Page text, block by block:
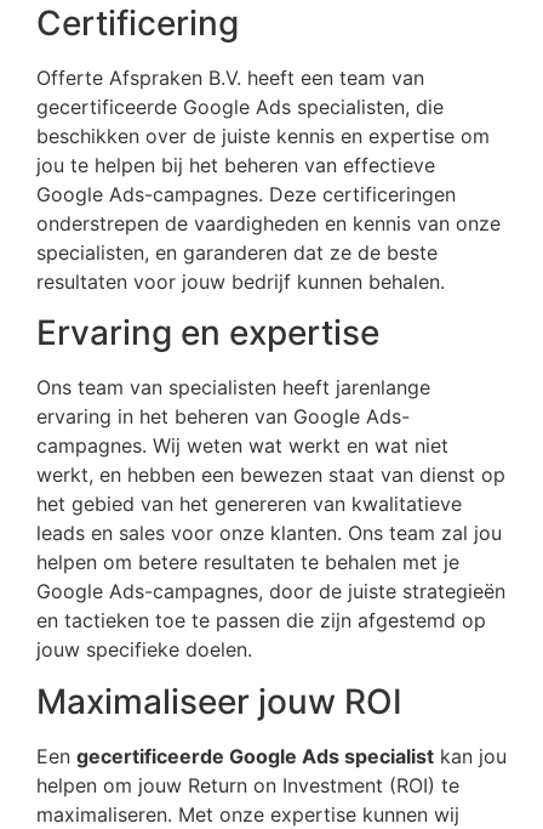
Certificering
Offerte Afspraken B.V. heeft een team van
gecertificeerde Google Ads specialisten, die
beschikken over de juiste kennis en expertise om
jou te helpen bij het beheren van effectieve
Google Ads-campagnes. Deze certificeringen
onderstrepen de vaardigheden en kennis van onze
specialisten, en garanderen dat ze de beste
resultaten voor jouw bedrijf kunnen behalen.
Ervaring en expertise
Ons team van specialisten heeft jarenlange
ervaring in het beheren van Google Ads-
campagnes. Wij weten wat werkt en wat niet
werkt, en hebben een bewezen staat van dienst op
het gebied van het genereren van kwalitatieve
leads en sales voor onze klanten. Ons team zal jou
helpen om betere resultaten te behalen met je
Google Ads-campagnes, door de juiste strategieën
en tactieken toe te passen die zijn afgestemd op
jouw specifieke doelen.
Maximaliseer jouw ROI
Een gecertificeerde Google Ads specialist kan jou
helpen om jouw Return on Investment (ROI) te
maximaliseren. Met onze expertise kunnen wij